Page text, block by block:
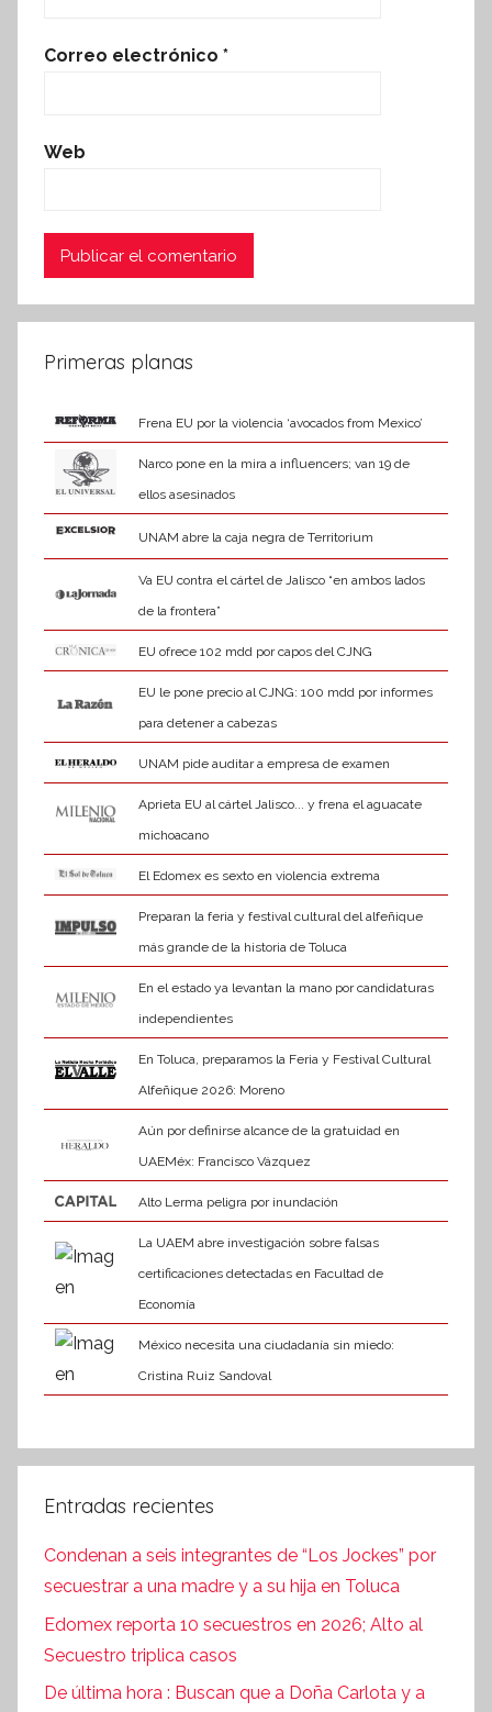
Correo electrónico *
Web
Primeras planas
Frena EU por la violencia ‘avocados from Mexico’
Narco pone en la mira a influencers; van 19 de
ellos asesinados
UNAM abre la caja negra de Territorium
Va EU contra el cártel de Jalisco “en ambos lados
de la frontera”
EU ofrece 102 mdd por capos del CJNG
EU le pone precio al CJNG: 100 mdd por informes
para detener a cabezas
UNAM pide auditar a empresa de examen
Aprieta EU al cártel Jalisco... y frena el aguacate
michoacano
El Edomex es sexto en violencia extrema
Preparan la feria y festival cultural del alfeñique
más grande de la historia de Toluca
En el estado ya levantan la mano por candidaturas
independientes
En Toluca, preparamos la Feria y Festival Cultural
Alfeñique 2026: Moreno
Aún por definirse alcance de la gratuidad en
UAEMéx: Francisco Vázquez
Alto Lerma peligra por inundación
La UAEM abre investigación sobre falsas
certificaciones detectadas en Facultad de
Economía
México necesita una ciudadanía sin miedo:
Cristina Ruiz Sandoval
Entradas recientes
Condenan a seis integrantes de “Los Jockes” por
secuestrar a una madre y a su hija en Toluca
Edomex reporta 10 secuestros en 2026; Alto al
Secuestro triplica casos
De última hora : Buscan que a Doña Carlota y a